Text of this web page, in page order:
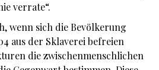
verrate“.
wenn sich die Bevölkerung
aus der Sklaverei befreien
die zwischenmenschlichen